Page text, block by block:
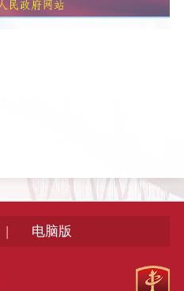
| 电脑版